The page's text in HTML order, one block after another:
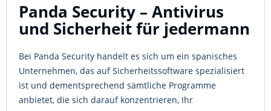
Panda Security – Antivirus
und Sicherheit für jedermann
Bei Panda Security handelt es sich um ein spanisches
Unternehmen, das auf Sicherheitssoftware spezialisiert
ist und dementsprechend sämtliche Programme
anbietet, die sich darauf konzentrieren, Ihr